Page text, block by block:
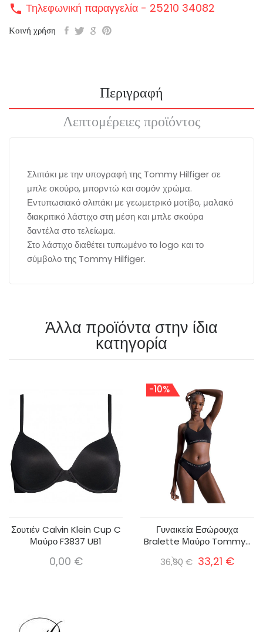
call Τηλεφωνική παραγγελία - 25210 34082
Κοινή χρήση
Περιγραφή
Λεπτομέρειες προϊόντος
Σλιπάκι με την υπογραφή της Tommy Hilfiger σε
μπλε σκούρο, μπορντώ και σομόν χρώμα.
Εντυπωσιακό σλιπάκι με γεωμετρικό μοτίβο, μαλακό
διακριτικό λάστιχο στη μέση και μπλε σκούρα
δαντέλα στο τελείωμα.
Στο λάστιχο διαθέτει τυπωμένο το logo και το
σύμβολο της Tommy Hilfiger.
Άλλα προϊόντα στην ίδια
κατηγορία
Σουτιέν Calvin Klein Cup C
Μαύρο F3837 UB1
0,00 €
-10%
Γυναικεία Εσώρουχα
Bralette Μαύρο Tommy...
36,90 € 33,21 €